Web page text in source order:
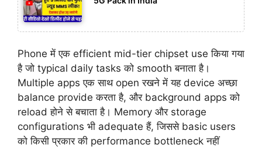
Phone में एक efficient mid-tier chipset use किया गया
है जो typical daily tasks को smooth बनाता है।
Multiple apps एक साथ open रखने में यह device अच्छा
balance provide करता है, और background apps को
reload होने से बचाता है। Memory और storage
configurations भी adequate हैं, जिससे basic users
को किसी प्रकार की performance bottleneck नहीं